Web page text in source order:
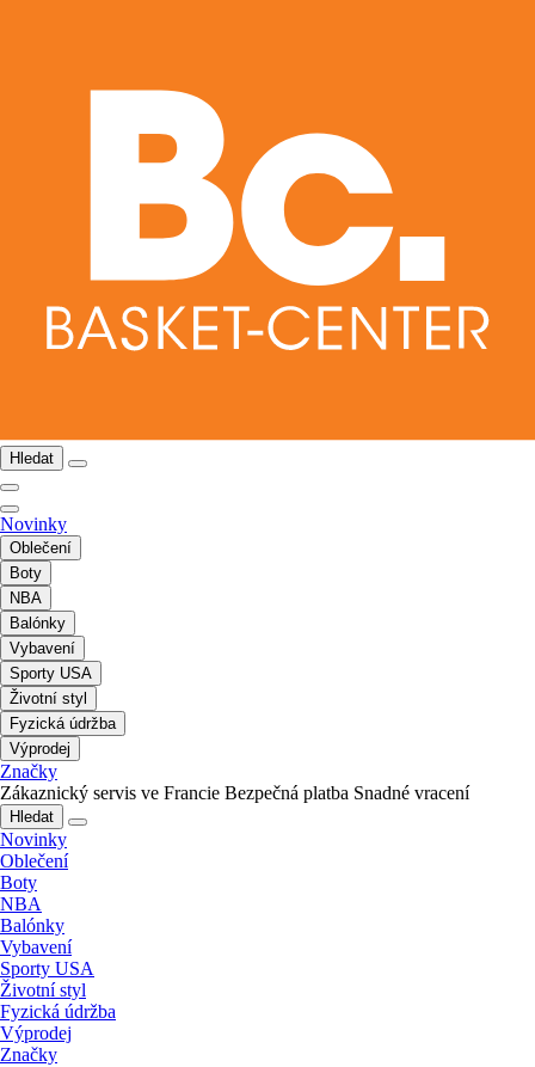
Hledat
Novinky
Oblečení
Boty
NBA
Balónky
Vybavení
Sporty USA
Životní styl
Fyzická údržba
Výprodej
Značky
Zákaznický servis ve Francie Bezpečná platba Snadné vracení
Hledat
Novinky
Oblečení
Boty
NBA
Balónky
Vybavení
Sporty USA
Životní styl
Fyzická údržba
Výprodej
Značky